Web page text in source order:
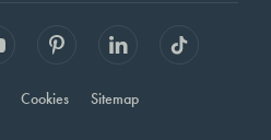
Cookies Sitemap